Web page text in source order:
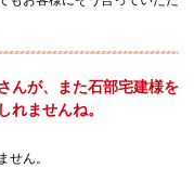
んが、また石部宅建様を
れませんね。
せん。